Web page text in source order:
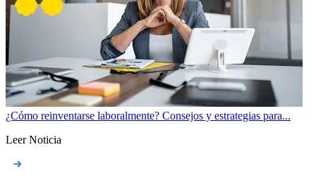
¿Cómo reinventarse laboralmente? Consejos y estrategias para...
Leer Noticia